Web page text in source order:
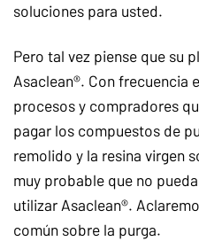
soluciones para usted.
Pero tal vez piense que su
Asaclean®. Con frecuencia
procesos y compradores
pagar los compuestos de
remolido y la resina virgen
muy probable que no
utilizar Asaclean®.
común sobre la purga.